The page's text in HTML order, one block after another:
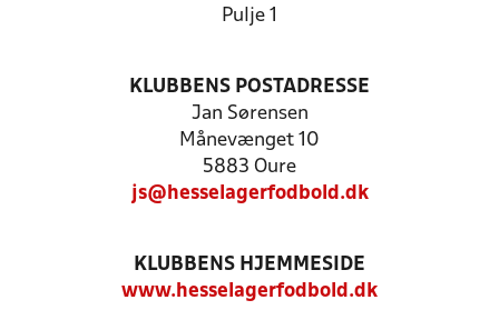
Pulje 1
KLUBBENS POSTADRESSE
Jan Sørensen
Månevænget 10
5883 Oure
js@hesselagerfodbold.dk
KLUBBENS HJEMMESIDE
www.hesselagerfodbold.dk